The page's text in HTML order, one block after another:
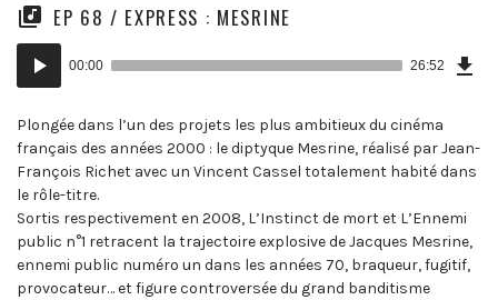
EP 68 / EXPRESS : MESRINE
Lecteur
audio
00:00 26:52
Plongée dans l’un des projets les plus ambitieux du cinéma
français des années 2000 : le diptyque Mesrine, réalisé par Jean-
François Richet avec un Vincent Cassel totalement habité dans
le rôle-titre.
Sortis respectivement en 2008, L’Instinct de mort et L’Ennemi
public n°1 retracent la trajectoire explosive de Jacques Mesrine,
ennemi public numéro un dans les années 70, braqueur, fugitif,
provocateur… et figure controversée du grand banditisme